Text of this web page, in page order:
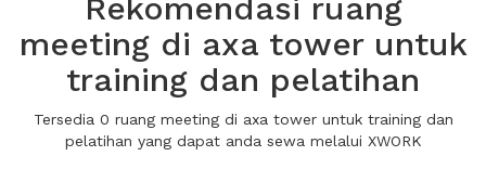
Rekomendasi ruang
meeting di axa tower untuk
training dan pelatihan
Tersedia 0 ruang meeting di axa tower untuk training dan
pelatihan yang dapat anda sewa melalui XWORK